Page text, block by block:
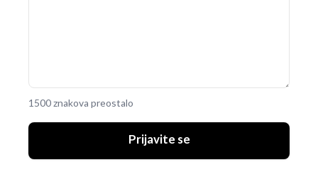
1500 znakova preostalo
Prijavite se